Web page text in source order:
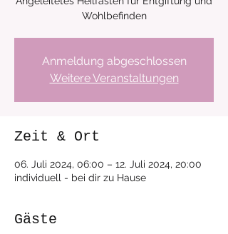
Wohlbefinden
Anmeldung abgeschlossen
Weitere Veranstaltungen
Zeit & Ort
06. Juli 2024, 06:00 – 12. Juli 2024, 20:00
individuell - bei dir zu Hause
Gäste